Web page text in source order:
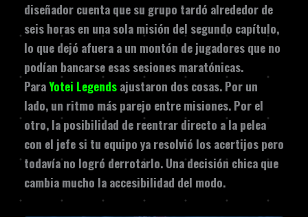
diseñador cuenta que su grupo tardó alrededor de
seis horas en una sola misión del segundo capítulo,
lo que dejó afuera a un montón de jugadores que no
podían bancarse esas sesiones maratónicas.
ParaYotei Legends ajustaron dos cosas. Por un
lado, un ritmo más parejo entre misiones. Por el
otro, la posibilidad de reentrar directo a la pelea
con el jefe si tu equipo ya resolvió los acertijos pero
todavía no logró derrotarlo. Una decisión chica que
cambia mucho la accesibilidad del modo.